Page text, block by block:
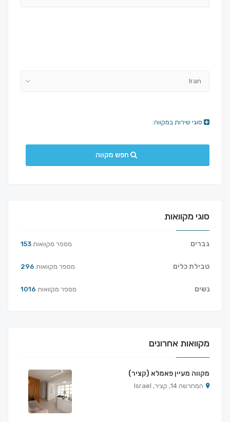
Iran
סוגי שירות במקווה:
חפש מקווה
סוגי מקוואות
גברים 153 מספר מקוואות
טבילת כלים 296 מספר מקוואות
נשים 1016 מספר מקוואות
מקוואות אחרונים
מקווה מעיין פאמלא (קציר)
המחרשה 14, קציר, Israel